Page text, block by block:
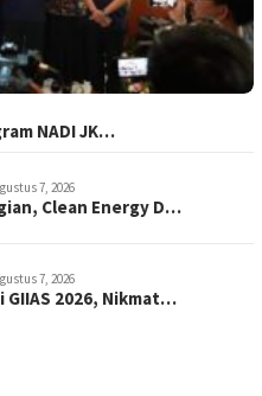
NADI JK…
7, 2026
Clean Energy D…
7, 2026
GIIAS 2026, Nikmat…